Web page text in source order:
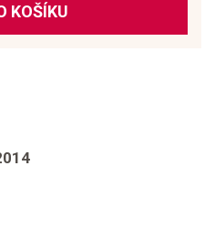
KOŠÍKU